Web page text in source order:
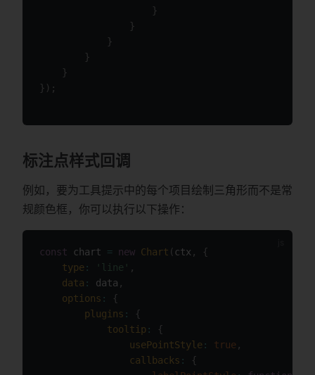
}
}
}
}
}
} ) ;
标注点样式回调
例如，要为工具提示中的每个项目绘制三角形而不是常
规颜色框，你可以执行以下操作：
const chart = new Chart (ctx ,
{
type : 'line' ,
data : data ,
options :
{
plugins :
{
tooltip :
{
usePointStyle : true ,
callbacks :
{